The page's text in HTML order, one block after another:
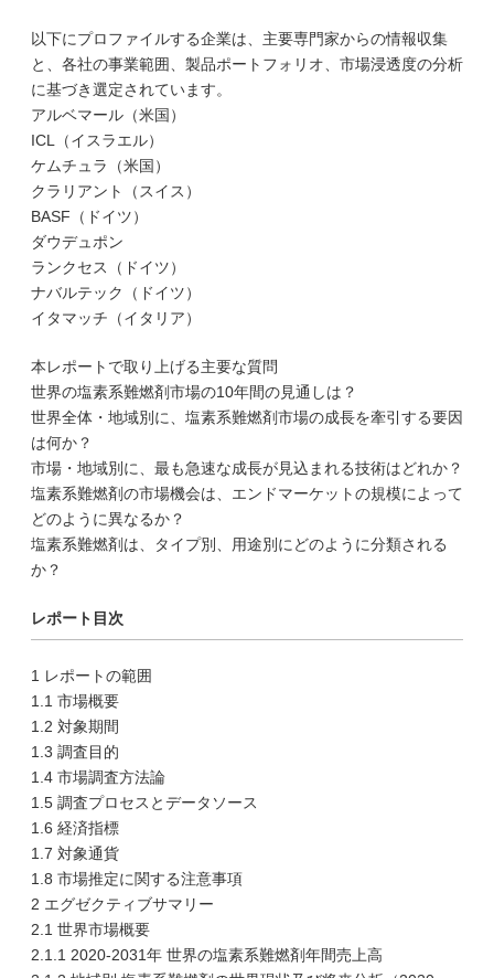
以下にプロファイルする企業は、主要専門家からの情報収集
と、各社の事業範囲、製品ポートフォリオ、市場浸透度の分析
に基づき選定されています。
アルベマール（米国）
ICL（イスラエル）
ケムチュラ（米国）
クラリアント（スイス）
BASF（ドイツ）
ダウデュポン
ランクセス（ドイツ）
ナバルテック（ドイツ）
イタマッチ（イタリア）
本レポートで取り上げる主要な質問
世界の塩素系難燃剤市場の10年間の見通しは？
世界全体・地域別に、塩素系難燃剤市場の成長を牽引する要因
は何か？
市場・地域別に、最も急速な成長が見込まれる技術はどれか？
塩素系難燃剤の市場機会は、エンドマーケットの規模によって
どのように異なるか？
塩素系難燃剤は、タイプ別、用途別にどのように分類される
か？
レポート目次
1 レポートの範囲
1.1 市場概要
1.2 対象期間
1.3 調査目的
1.4 市場調査方法論
1.5 調査プロセスとデータソース
1.6 経済指標
1.7 対象通貨
1.8 市場推定に関する注意事項
2 エグゼクティブサマリー
2.1 世界市場概要
2.1.1 2020-2031年 世界の塩素系難燃剤年間売上高